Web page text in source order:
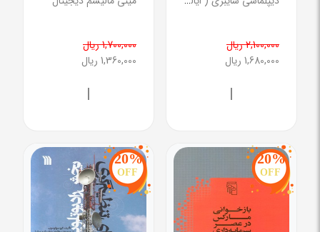
2,100,000 ریال
1,680,000 ریال
|
1,700,000 ریال
1,360,000 ریال
|
20%
OFF
20%
OFF